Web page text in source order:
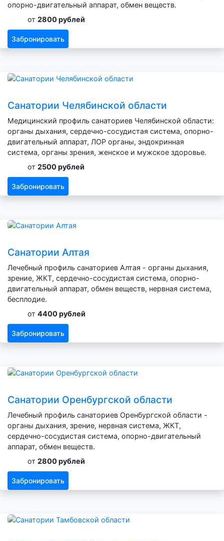
опорно-двигательный аппарат, обмен веществ.
от 2800 рублей
Забронировать
Санатории Челябинской области
Медицинский профиль санаториев Челябинской области:
органы дыхания, сердечно-сосудистая система, опорно-
двигательный аппарат, ЛОР органы, эндокринная
система, органы зрения, женское и мужское здоровье.
от 2500 рублей
Забронировать
Санатории Алтая
Лечебный профиль санаториев Алтая - органы дыхания,
зрение, ЖКТ, сердечно-сосудистая система, опорно-
двигательный аппарат, обмен веществ, нервная система,
бесплодие.
от 4400 рублей
Забронировать
Санатории Оренбургской области
Лечебный профиль санаториев Оренбургской области -
органы дыхания, зрение, нервная система, ЖКТ,
сердечно-сосудистая система, опорно-двигательный
аппарат, обмен веществ.
от 2800 рублей
Забронировать